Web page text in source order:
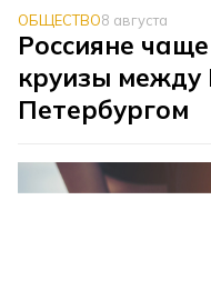
ОБЩЕСТВО8 августа
Россияне
круизы между
Петербургом